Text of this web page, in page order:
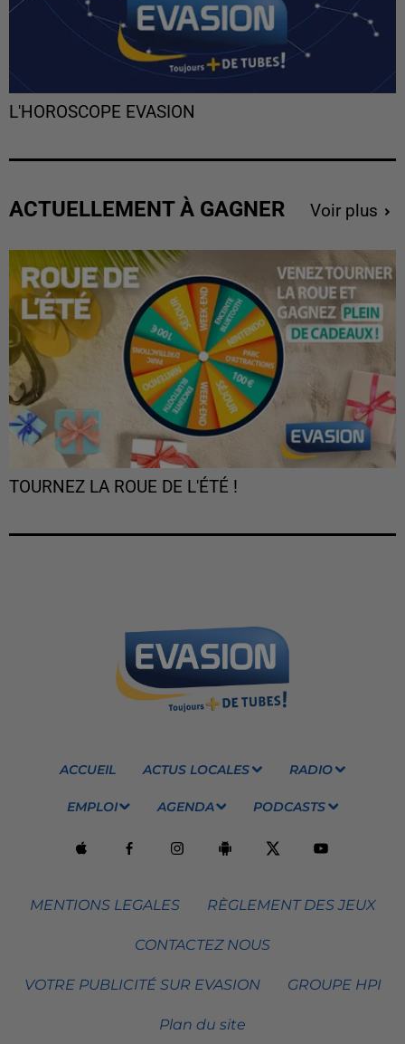
L'HOROSCOPE EVASION
ACTUELLEMENT À GAGNER Voir plus
TOURNEZ LA ROUE DE L'ÉTÉ !
ACCUEIL ACTUS LOCALES RADIO
EMPLOI AGENDA PODCASTS
MENTIONS LEGALES RÈGLEMENT DES JEUX
CONTACTEZ NOUS
VOTRE PUBLICITÉ SUR EVASION GROUPE HPI
Plan du site